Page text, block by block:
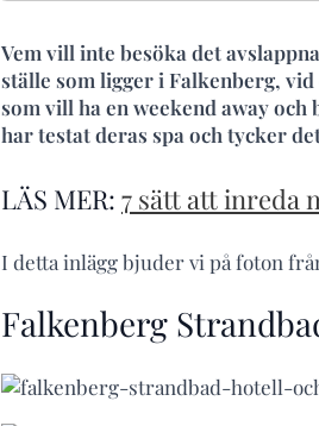
Vem vill inte besöka det
ställe som ligger i Falkenberg,
som vill ha en weekend away
har testat deras spa och tycker
LÄS MER: 7 sätt att inreda
I detta inlägg bjuder vi på foton
Falkenberg